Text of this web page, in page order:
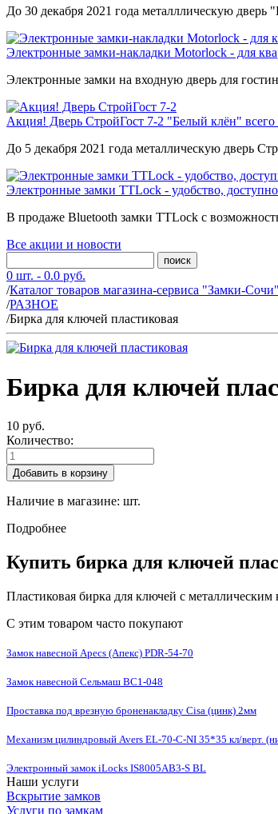
До 30 декабря 2021 года металллическую
Электронные замки-накладки Motorlock - для
Электронные замки на входную дверь для
Акция! Дверь СтройГост 7-2 "Белый клён" всего
До 5 декабря 2021 года металлическую дверь
Электронные замки TTLock - удобство,
В продаже Bluetooth замки TTLock с
Все акции и новости
поиск
0 шт. - 0.0 руб.
/Каталог товаров магазина-сервиса "Замки-Сочи"
/РАЗНОЕ
/Бирка для ключей пластиковая
Бирка для ключей
10 руб.
Количество:
Добавить в корзину
Наличие в магазине: шт.
Подробнее
Купить бирка для ключей
Пластиковая бирка для ключей с
С этим товаром часто покупают
Замок навесной Apecs (Апекс) PDR-54-70
Замок навесной Сельмаш ВС1-048
Проставка под врезную броненакладку Cisa (цинк) 2мм
Механизм цилиндровый Avers EL-70-C-NI 35*35 кл/верт.
Электронный замок iLocks IS8005AB3-S BL
Наши услуги
Вскрытие замков
Услуги по замкам